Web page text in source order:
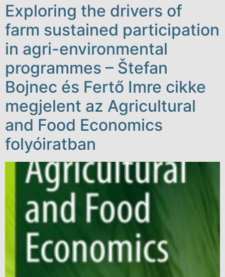
Exploring the drivers of
farm sustained participation
in agri-environmental
programmes – Štefan
Bojnec és Fertő Imre cikke
megjelent az Agricultural
and Food Economics
folyóiratban